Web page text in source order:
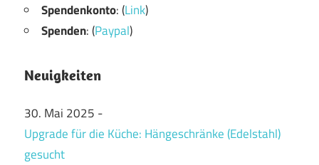
Spendenkonto: (Link)
Spenden: (Paypal)
Neuigkeiten
30. Mai 2025 -
Upgrade für die Küche: Hängeschränke (Edelstahl)
gesucht